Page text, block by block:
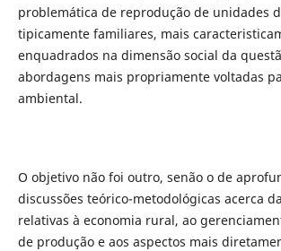
problemática de reprodução de unidades
tipicamente familiares, mais
enquadrados na dimensão social da
abordagens mais propriamente voltadas
ambiental.
O objetivo não foi outro, senão o de
discussões teórico-metodológicas acerca
relativas à economia rural, ao
de produção e aos aspectos mais